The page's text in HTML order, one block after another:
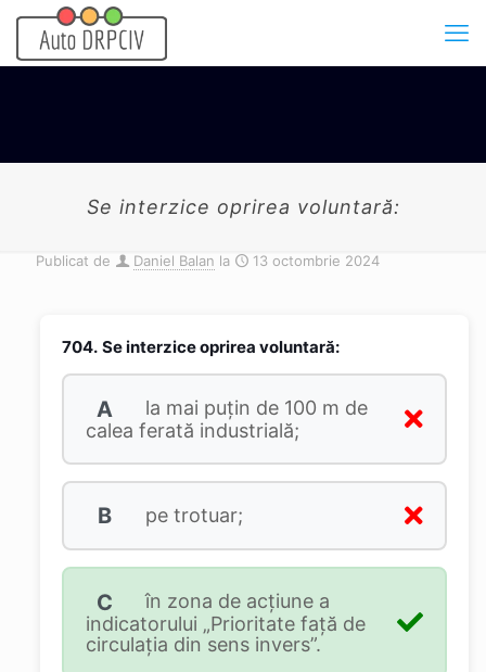
Se interzice oprirea voluntară:
Publicat de Daniel Balan la 13 octombrie 2024
704. Se interzice oprirea voluntară:
A
la mai puţin de 100 m de
calea ferată industrială;
B pe trotuar;
C
în zona de acţiune a
indicatorului „Prioritate faţă de
circulaţia din sens invers”.